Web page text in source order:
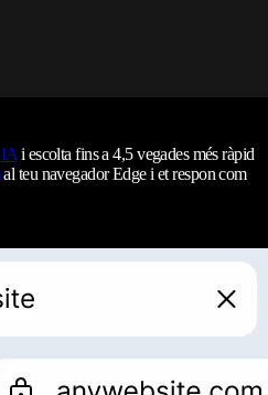
i escolta fins a 4,5 vegades més ràpid
al teu navegador Edge i et respon com